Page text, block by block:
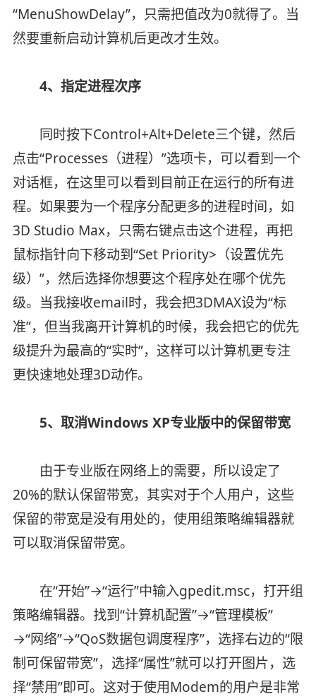
“MenuShowDelay”，只需把值改为0就得了。当
然要重新启动计算机后更改才生效。
4、指定进程次序
同时按下Control+Alt+Delete三个键，然后
点击“Processes（进程）”选项卡，可以看到一个
对话框，在这里可以看到目前正在运行的所有进
程。如果要为一个程序分配更多的进程时间，如
3D Studio Max，只需右键点击这个进程，再把
鼠标指针向下移动到“Set Priority>（设置优先
级）”，然后选择你想要这个程序处在哪个优先
级。当我接收email时，我会把3DMAX设为“标
准”，但当我离开计算机的时候，我会把它的优先
级提升为最高的“实时”，这样可以计算机更专注
更快速地处理3D动作。
5、取消Windows XP专业版中的保留带宽
由于专业版在网络上的需要，所以设定了
20%的默认保留带宽，其实对于个人用户，这些
保留的带宽是没有用处的，使用组策略编辑器就
可以取消保留带宽。
在“开始”→“运行”中输入gpedit.msc，打开组
策略编辑器。找到“计算机配置”→“管理模板”
→“网络”→“QoS数据包调度程序”，选择右边的“限
制可保留带宽”，选择“属性”就可以打开图片，选
择“禁用”即可。这对于使用Modem的用户是非常